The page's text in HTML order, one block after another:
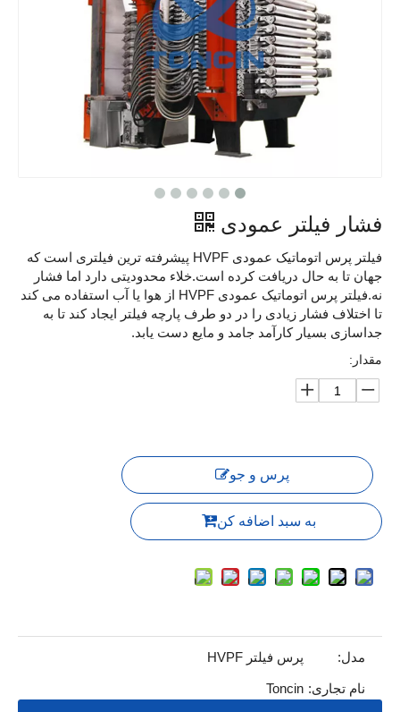
فشار فیلتر عمودی
فیلتر پرس اتوماتیک عمودی HVPF پیشرفته ترین فیلتری است که
جهان تا به حال دریافت کرده است.خلاء محدودیتی دارد اما فشار
نه.فیلتر پرس اتوماتیک عمودی HVPF از هوا یا آب استفاده می کند
تا اختلاف فشار زیادی را در دو طرف پارچه فیلتر ایجاد کند تا به
جداسازی بسیار کارآمد جامد و مایع دست یابد.
مقدار:
پرس و جو
به سبد اضافه کن
مدل: پرس فیلتر HVPF
نام تجاری: Toncin